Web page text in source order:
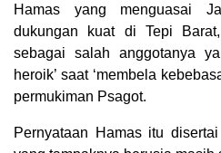
Hamas yang menguasai
dukungan kuat di Tepi
sebagai salah anggotanya
heroik’ saat ‘membela
permukiman Psagot.
Pernyataan Hamas itu